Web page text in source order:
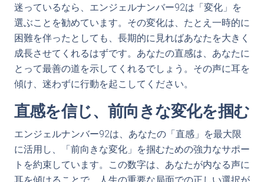
迷っているなら、エンジェルナンバー92は「変化」を
選ぶことを勧めています。その変化は、たとえ一時的に
困難を伴ったとしても、長期的に見ればあなたを大きく
成長させてくれるはずです。あなたの直感は、あなたに
とって最善の道を示してくれるでしょう。その声に耳を
傾け、迷わずに行動を起こしてください。
直感を信じ、前向きな変化を掴む
エンジェルナンバー92は、あなたの「直感」を最大限
に活用し、「前向きな変化」を掴むための強力なサポー
トを約束しています。この数字は、あなたが内なる声に